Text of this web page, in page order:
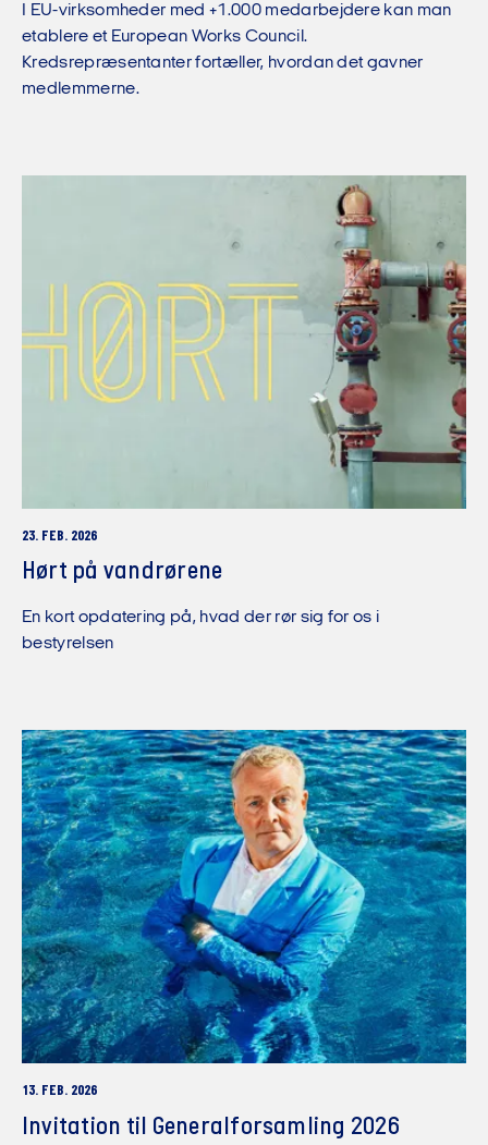
I EU-virksomheder med +1.000 medarbejdere kan man
etablere et European Works Council.
Kredsrepræsentanter fortæller, hvordan det gavner
medlemmerne.
23. FEB. 2026
Hørt på vandrørene
En kort opdatering på, hvad der rør sig for os i
bestyrelsen
13. FEB. 2026
Invitation til Generalforsamling 2026